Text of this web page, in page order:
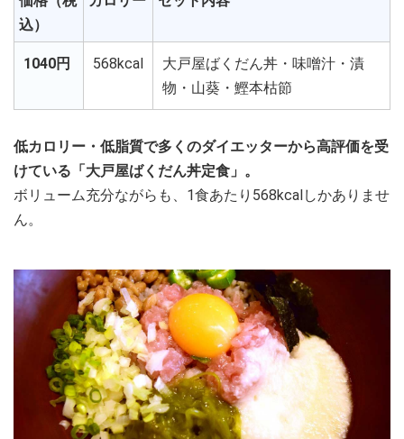
込）
1040円 568kcal
大戸屋ばくだん丼・味噌汁・漬
物・山葵・鰹本枯節
低カロリー・低脂質で多くのダイエッターから高評価を受
けている「大戸屋ばくだん丼定食」。
ボリューム充分ながらも、1食あたり568kcalしかありませ
ん。